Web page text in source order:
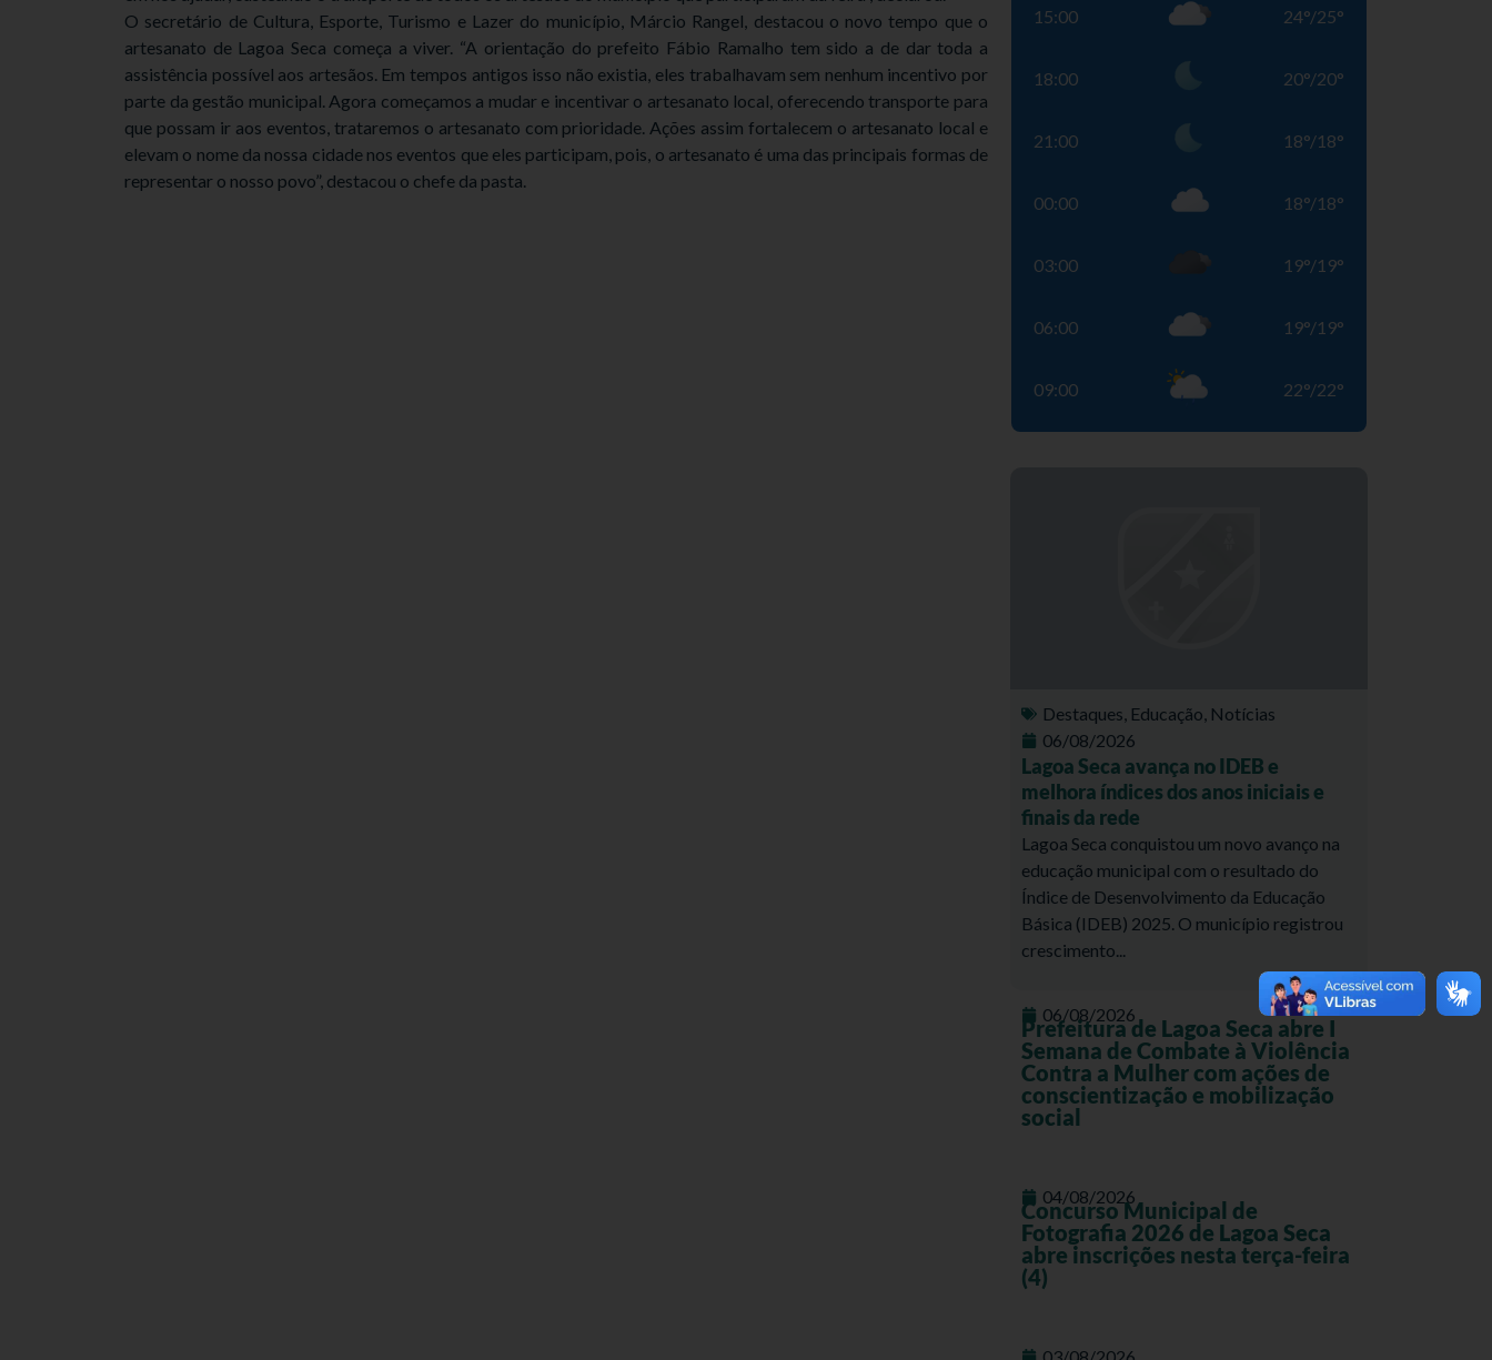
O secretário de Cultura, Esporte, Turismo e Lazer do município, Márcio Rangel, destacou o novo tempo que o
artesanato de Lagoa Seca começa a viver. “A orientação do prefeito Fábio Ramalho tem sido a de dar toda a
assistência possível aos artesãos. Em tempos antigos isso não existia, eles trabalhavam sem nenhum incentivo por
parte da gestão municipal. Agora começamos a mudar e incentivar o artesanato local, oferecendo transporte para
que possam ir aos eventos, trataremos o artesanato com prioridade. Ações assim fortalecem o artesanato local e
elevam o nome da nossa cidade nos eventos que eles participam, pois, o artesanato é uma das principais formas de
representar o nosso povo”, destacou o chefe da pasta.
15:00 24°/25°
18:00 20°/20°
21:00 18°/18°
00:00 18°/18°
03:00 19°/19°
06:00 19°/19°
09:00 22°/22°
Destaques, Educação, Notícias
06/08/2026
Lagoa Seca avança no IDEB e
melhora índices dos anos iniciais e
finais da rede
Lagoa Seca conquistou um novo avanço na
educação municipal com o resultado do
Índice de Desenvolvimento da Educação
Básica (IDEB) 2025. O município registrou
crescimento...
06/08/2026
Prefeitura de Lagoa Seca abre I
Semana de Combate à Violência
Contra a Mulher com ações de
conscientização e mobilização
social
04/08/2026
Concurso Municipal de
Fotografia 2026 de Lagoa Seca
abre inscrições nesta terça-feira
(4)